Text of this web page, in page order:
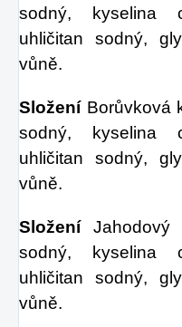
sodný, kyselina
uhličitan sodný,
vůně.
SloženíBorůvková
sodný, kyselina
uhličitan sodný,
vůně.
SloženíJahodový
sodný, kyselina
uhličitan sodný,
vůně.